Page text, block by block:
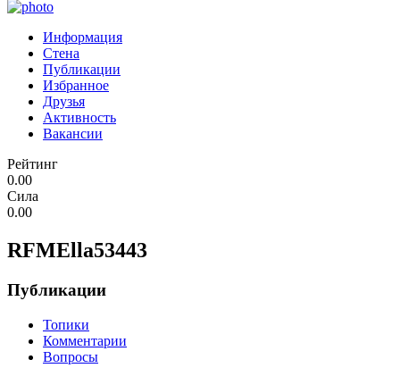
Информация
Стена
Публикации
Избранное
Друзья
Активность
Вакансии
Рейтинг
0.00
Сила
0.00
RFMElla53443
Публикации
Топики
Комментарии
Вопросы